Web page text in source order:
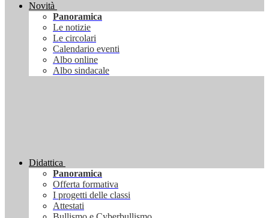
Novità
Panoramica
Le notizie
Le circolari
Calendario eventi
Albo online
Albo sindacale
Didattica
Panoramica
Offerta formativa
I progetti delle classi
Attestati